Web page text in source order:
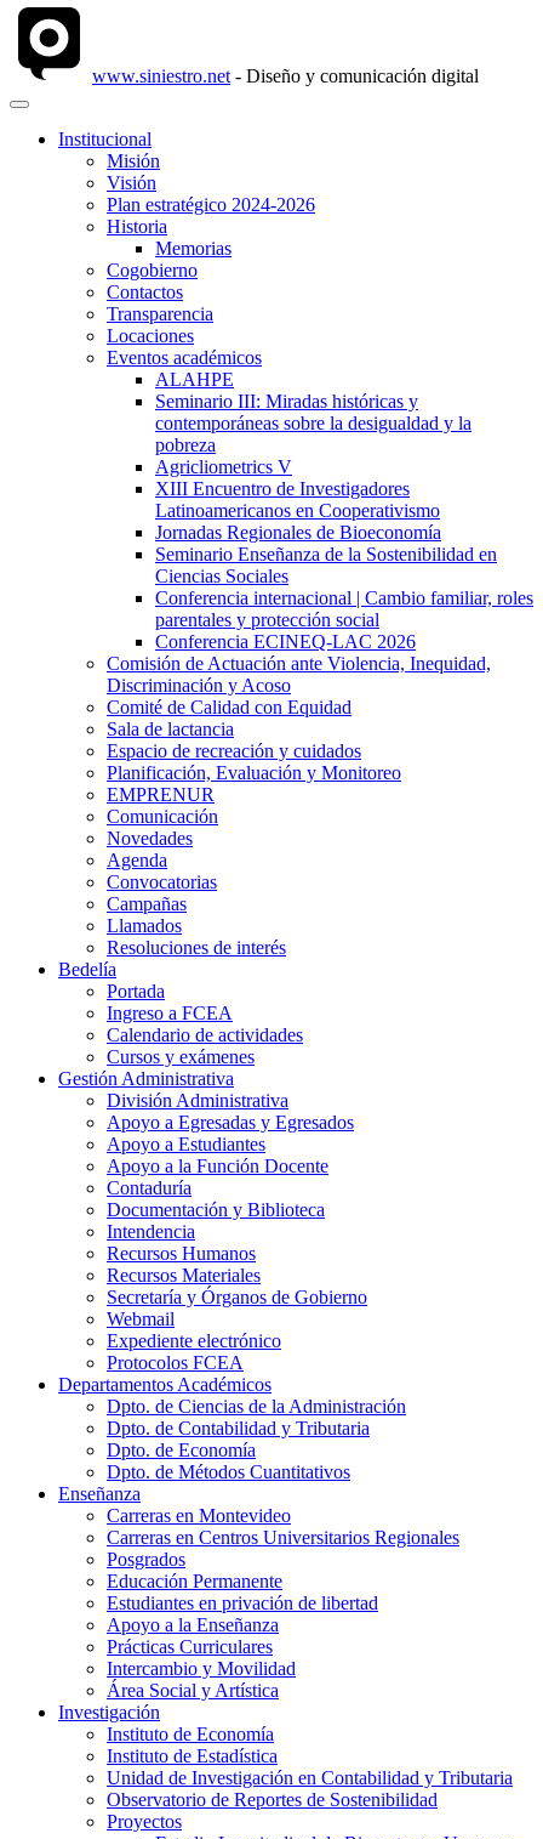
www.siniestro.net - Diseño y comunicación digital
Institucional
Misión
Visión
Plan estratégico 2024-2026
Historia
Memorias
Cogobierno
Contactos
Transparencia
Locaciones
Eventos académicos
ALAHPE
Seminario III: Miradas históricas y
contemporáneas sobre la desigualdad y la
pobreza
Agricliometrics V
XIII Encuentro de Investigadores
Latinoamericanos en Cooperativismo
Jornadas Regionales de Bioeconomía
Seminario Enseñanza de la Sostenibilidad en
Ciencias Sociales
Conferencia internacional | Cambio familiar, roles
parentales y protección social
Conferencia ECINEQ-LAC 2026
Comisión de Actuación ante Violencia, Inequidad,
Discriminación y Acoso
Comité de Calidad con Equidad
Sala de lactancia
Espacio de recreación y cuidados
Planificación, Evaluación y Monitoreo
EMPRENUR
Comunicación
Novedades
Agenda
Convocatorias
Campañas
Llamados
Resoluciones de interés
Bedelía
Portada
Ingreso a FCEA
Calendario de actividades
Cursos y exámenes
Gestión Administrativa
División Administrativa
Apoyo a Egresadas y Egresados
Apoyo a Estudiantes
Apoyo a la Función Docente
Contaduría
Documentación y Biblioteca
Intendencia
Recursos Humanos
Recursos Materiales
Secretaría y Órganos de Gobierno
Webmail
Expediente electrónico
Protocolos FCEA
Departamentos Académicos
Dpto. de Ciencias de la Administración
Dpto. de Contabilidad y Tributaria
Dpto. de Economía
Dpto. de Métodos Cuantitativos
Enseñanza
Carreras en Montevideo
Carreras en Centros Universitarios Regionales
Posgrados
Educación Permanente
Estudiantes en privación de libertad
Apoyo a la Enseñanza
Prácticas Curriculares
Intercambio y Movilidad
Área Social y Artística
Investigación
Instituto de Economía
Instituto de Estadística
Unidad de Investigación en Contabilidad y Tributaria
Observatorio de Reportes de Sostenibilidad
Proyectos